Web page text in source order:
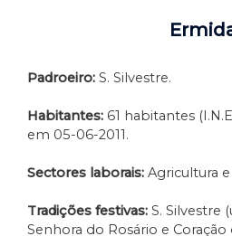
Padroeiro: S. Silvestre.
Habitantes: 61 habitantes
em 05-06-2011.
Sectores laborais: Agricultura
Tradições festivas: S. Silvestre
Senhora do Rosário e